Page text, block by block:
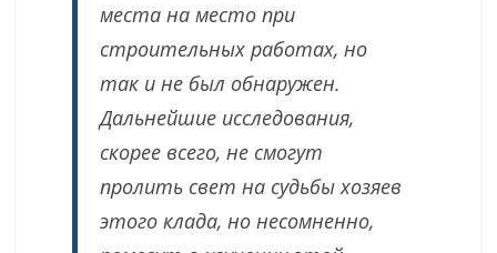
места на место при
строительных работах, но
так и не был обнаружен.
Дальнейшие исследования,
скорее всего, не смогут
пролить свет на судьбы хозяев
этого клада, но несомненно,